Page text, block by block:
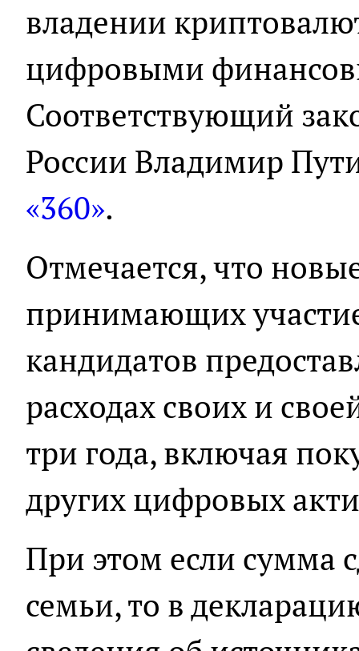
владении
цифровыми
Соответствующий
России Владимир
«360».
Отмечается, что
принимающих
кандидатов
расходах своих и
три года, включая
других цифровых
При этом если сумма
семьи, то в